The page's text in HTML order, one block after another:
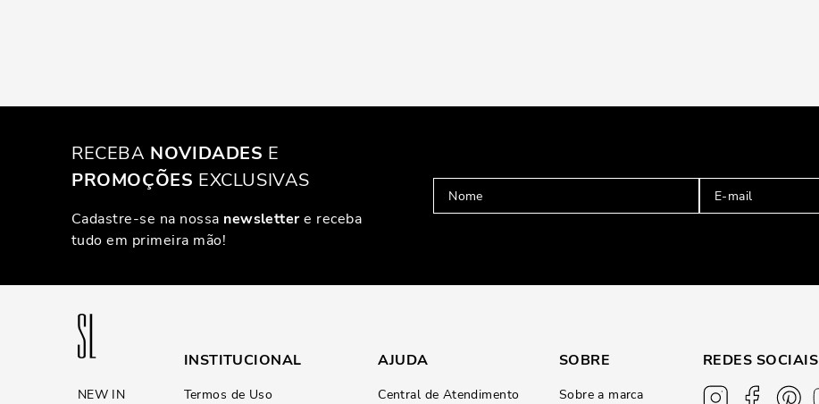
RECEBA NOVIDADES E
PROMOÇÕES EXCLUSIVAS
Cadastre-se na nossa newslettere receba
tudo em primeira mão!
NEW IN
INSTITUCIONAL
Termos de Uso
AJUDA
Central de Atendimento
SOBRE
Sobre a marca
REDES SOCIAIS